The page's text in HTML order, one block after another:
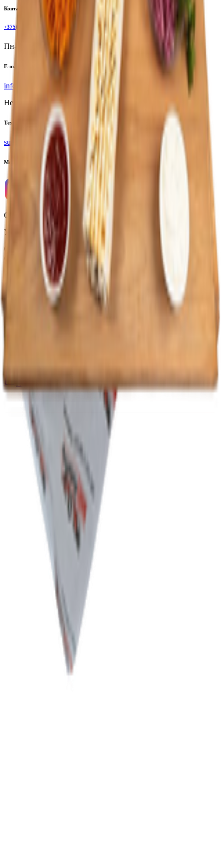
Контактный телефон
+375(29)6875999
Пн-Пт: 8:00 - 17:00
E-mail
info@yoda.by
Не для электронных обращений
Тех. поддержка
support@yoda.by
Мы в соцсетях
ООО «Торговая сеть «Продмир»
УНП 490314725
Свидетельство о государственной регистрации № 490314725
от 30.05.2003г выдано Гомельским облисполкомом
Адрес: 247210, Республика Беларусь, Гомельская обл., г.
Жлобин, ул. Козлова 2-А
Главная